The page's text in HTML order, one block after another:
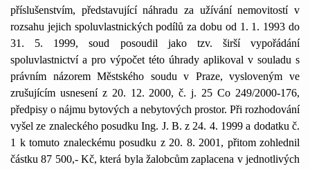
příslušenstvím, představující náhradu za užívání nemovitostí v
rozsahu jejich spoluvlastnických podílů za dobu od 1. 1. 1993 do
31. 5. 1999, soud posoudil jako tzv. širší vypořádání
spoluvlastnictví a pro výpočet této úhrady aplikoval v souladu s
právním názorem Městského soudu v Praze, vysloveným ve
zrušujícím usnesení z 20. 12. 2000, č. j. 25 Co 249/2000-176,
předpisy o nájmu bytových a nebytových prostor. Při rozhodování
vyšel ze znaleckého posudku Ing. J. B. z 24. 4. 1999 a dodatku č.
1 k tomuto znaleckému posudku z 20. 8. 2001, přitom zohlednil
částku 87 500,- Kč, která byla žalobcům zaplacena v jednotlivých